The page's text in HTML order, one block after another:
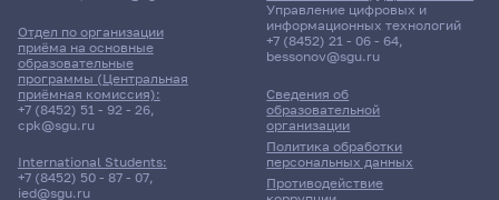
Отдел по организации
приёма на основные
образовательные
программы (Центральная
приёмная комиссия):
+7 (8452) 51 - 92 - 26,
cpk@sgu.ru
International Students:
+7 (8452) 50 - 87 - 07,
ied@sgu.ru
Сведения об
образовательной
организации
Политика обработки
персональных данных
Противодействие
Управление цифровых и
информационных технологий
+7 (8452) 21 - 06 - 64,
bessonov@sgu.ru